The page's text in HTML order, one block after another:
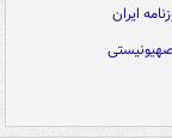
ایران